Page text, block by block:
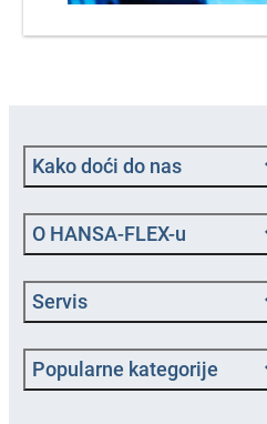
Kako doći do nas
O HANSA‑FLEX-u
Servis
Popularne kategorije